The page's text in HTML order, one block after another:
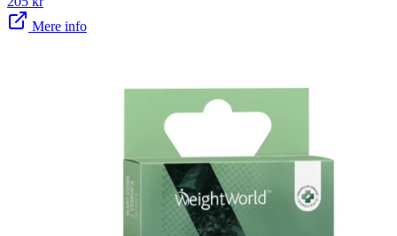
Mere info